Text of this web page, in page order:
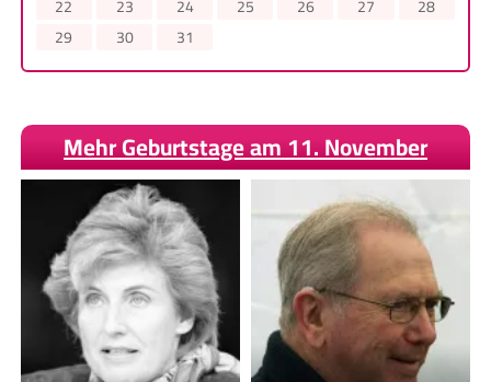
22
23 24 25 26 27
28
29
30 31
Mehr Geburtstage am 11. November